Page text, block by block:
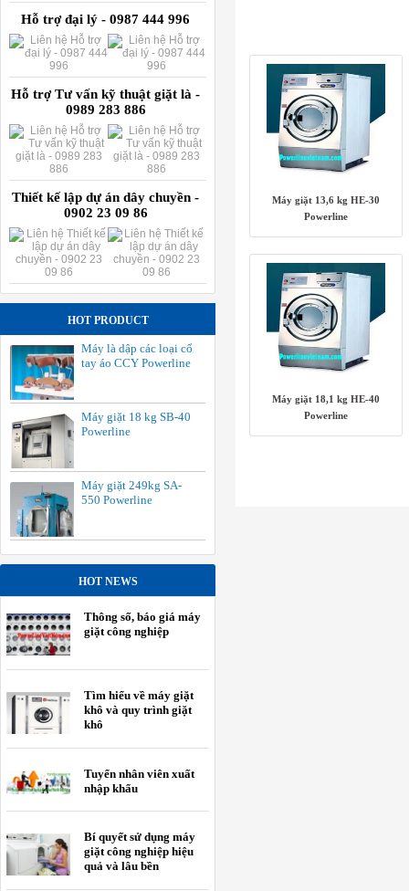
Hỗ trợ đại lý - 0987 444 996
Hỗ trợ Tư vấn kỹ thuật giặt là -
0989 283 886
Thiết kế lập dự án dây chuyền -
0902 23 09 86
HOT PRODUCT
Máy là dập các loại cổ
tay áo CCY Powerline
Máy giặt 18 kg SB-40
Powerline
Máy giặt 249kg SA-
550 Powerline
HOT NEWS
Thông số, báo giá máy
giặt công nghiệp
Tìm hiểu về máy giặt
khô và quy trình giặt
khô
Tuyển nhân viên xuất
nhập khẩu
Bí quyết sử dụng máy
giặt công nghiệp hiệu
quả và lâu bền
Máy giặt 13,6 kg HE-30
Powerline
Máy giặt 18,1 kg HE-40
Powerline